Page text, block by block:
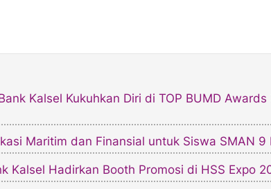
Kalsel Kukuhkan Diri di TOP BUMD
Maritim dan Finansial untuk Siswa SMAN 9
Kalsel Hadirkan Booth Promosi di HSS Expo